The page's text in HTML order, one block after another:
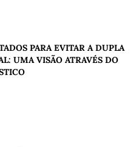
PARA EVITAR A DUPLA
UMA VISÃO ATRAVÉS DO